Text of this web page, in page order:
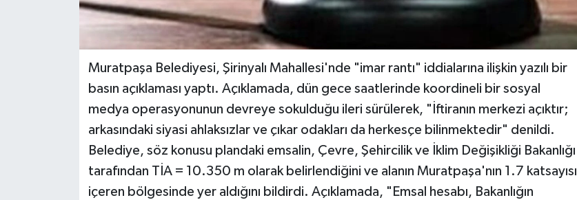
Muratpaşa Belediyesi, Şirinyalı Mahallesi'nde "imar rantı" iddialarına ilişkin yazılı bir
basın açıklaması yaptı. Açıklamada, dün gece saatlerinde koordineli bir sosyal
medya operasyonunun devreye sokulduğu ileri sürülerek, "İftiranın merkezi açıktır;
arkasındaki siyasi ahlaksızlar ve çıkar odakları da herkesçe bilinmektedir" denildi.
Belediye, söz konusu plandaki emsalin, Çevre, Şehircilik ve İklim Değişikliği Bakanlığı
tarafından TİA = 10.350 m olarak belirlendiğini ve alanın Muratpaşa'nın 1.7 katsayısı
içeren bölgesinde yer aldığını bildirdi. Açıklamada, "Emsal hesabı, Bakanlığın
YAZARLAR